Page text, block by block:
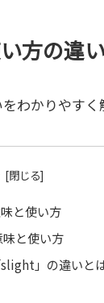
方の違
わかりやすく
と使い方
味と使い方
slight」の違いと